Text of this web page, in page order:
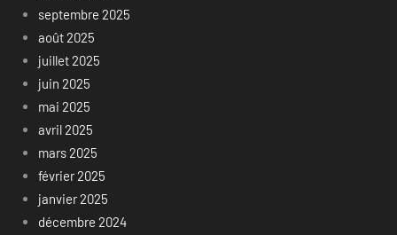
septembre 2025
août 2025
juillet 2025
juin 2025
mai 2025
avril 2025
mars 2025
février 2025
janvier 2025
décembre 2024